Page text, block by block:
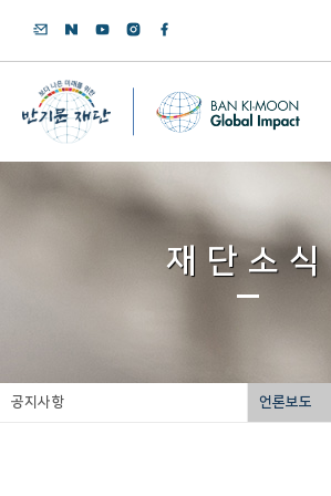
재단소식
공지사항 언론보도